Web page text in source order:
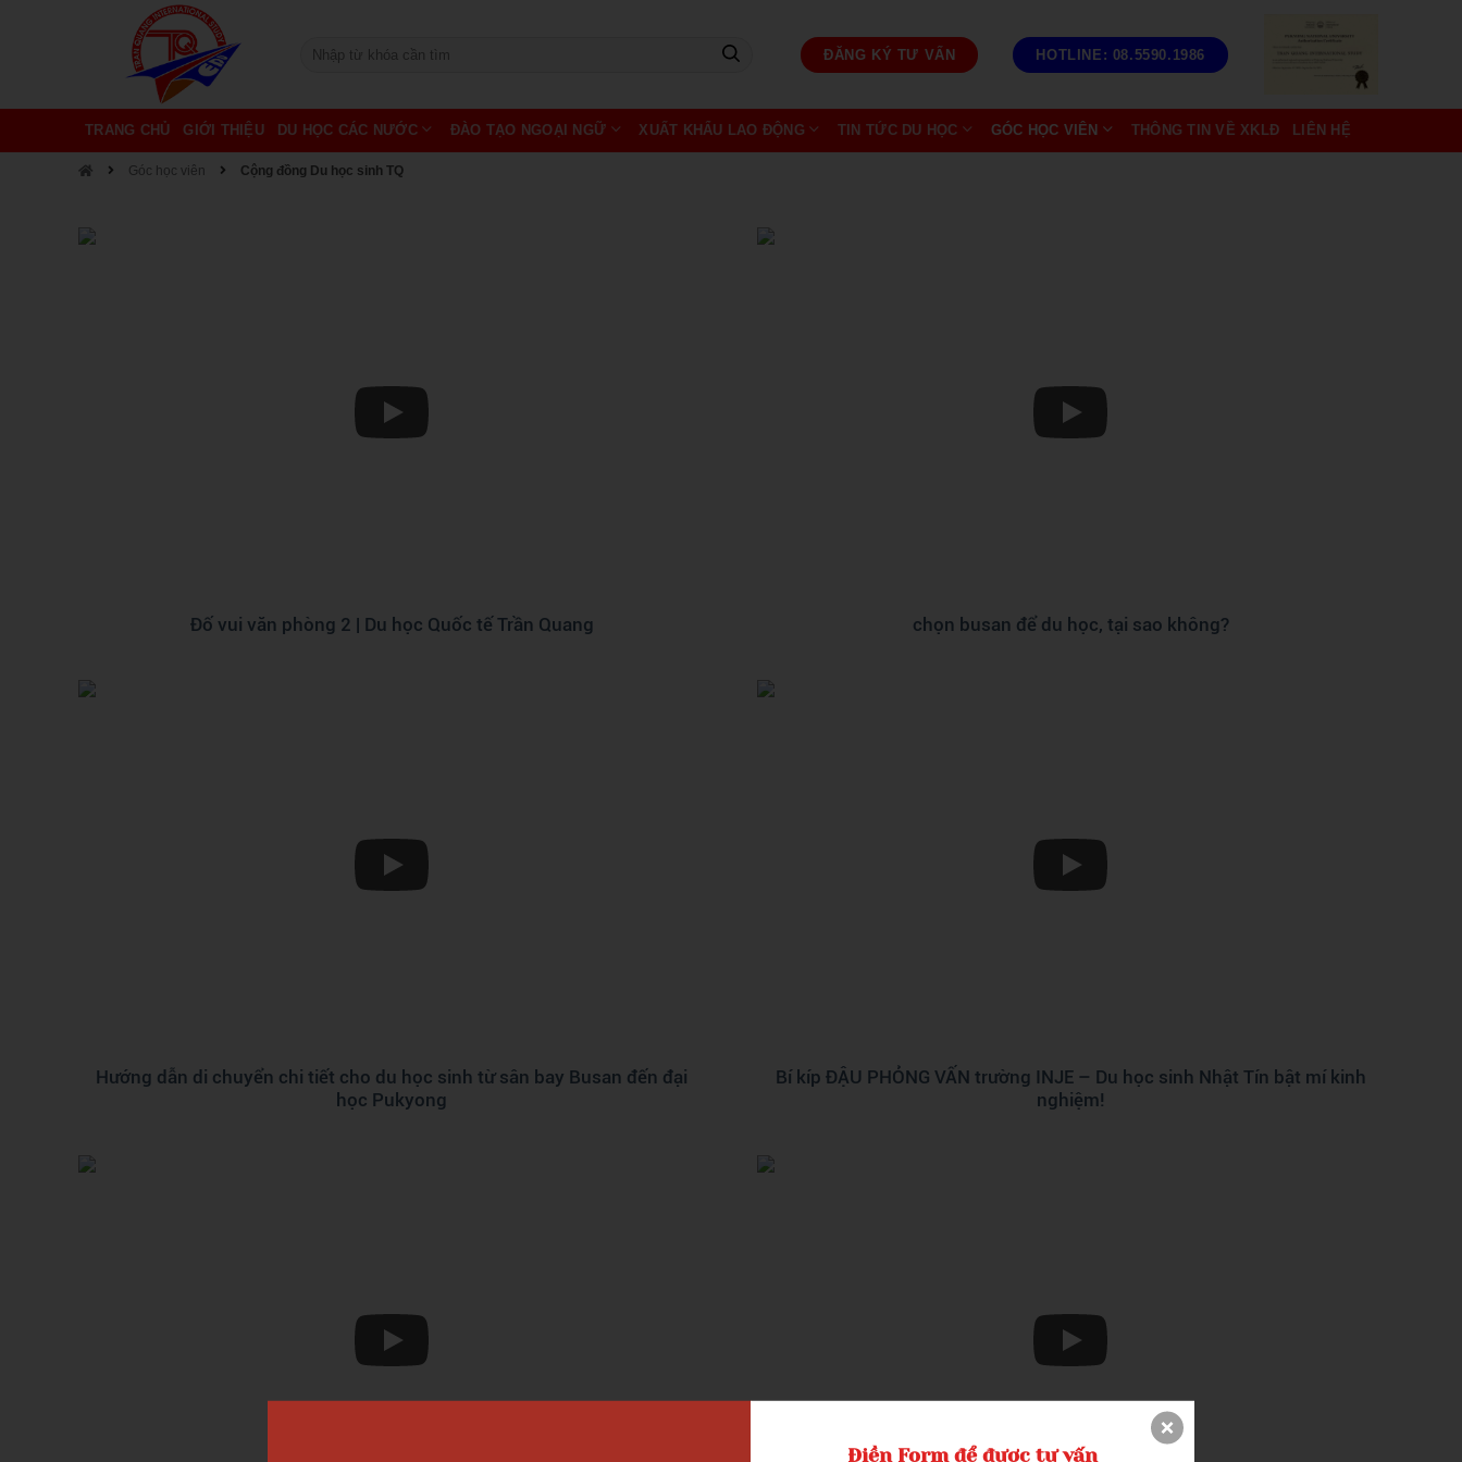
ĐĂNG KÝ TƯ VẤN HOTLINE: 08.5590.1986
TRANG CHỦ GIỚI THIỆU DU HỌC CÁC NƯỚC ĐÀO TẠO NGOẠI NGỮ XUẤT KHẨU LAO ĐỘNG TIN TỨC DU HỌC GÓC HỌC VIÊN THÔNG TIN VỀ XKLĐ LIÊN HỆ
Góc học viên Cộng đồng Du học sinh TQ
Đố vui văn phòng 2 | Du học Quốc tế Trần Quang chọn busan để du học, tại sao không?
Hướng dẫn di chuyển chi tiết cho du học sinh từ sân bay Busan đến đại
học Pukyong
Bí kíp ĐẬU PHỎNG VẤN trường INJE – Du học sinh Nhật Tín bật mí kinh
nghiệm!
Điền Form để được tư vấn